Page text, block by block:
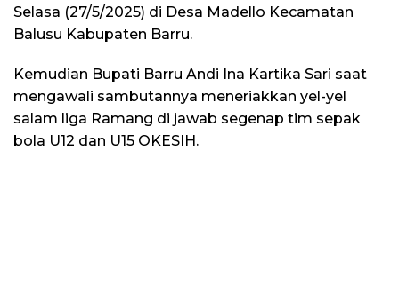
Selasa (27/5/2025) di Desa Madello Kecamatan
Balusu Kabupaten Barru.
Kemudian Bupati Barru Andi Ina Kartika Sari saat
mengawali sambutannya meneriakkan yel-yel
salam liga Ramang di jawab segenap tim sepak
bola U12 dan U15 OKESIH.